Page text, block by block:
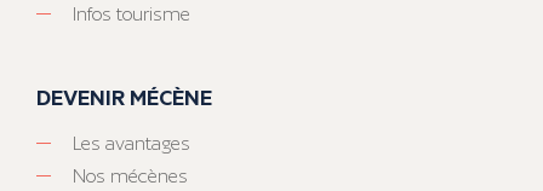
Infos tourisme
DEVENIR MÉCÈNE
Les avantages
Nos mécènes